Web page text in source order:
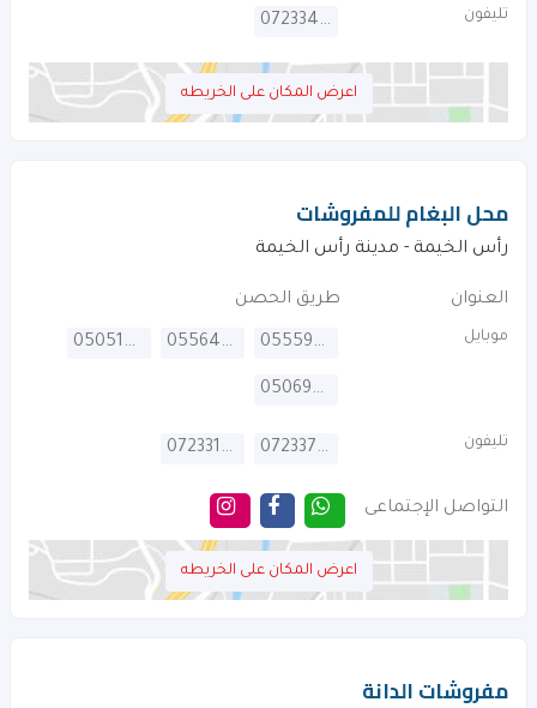
تليفون 072334229
اعرض المكان على الخريطه
محل البغام للمفروشات
رأس الخيمة - مدينة رأس الخيمة
العنوان طريق الحصن
موبايل 0555990545
0556499709
0505104982
0506901964
تليفون 072337331
072331270
التواصل الإجتماعى
اعرض المكان على الخريطه
مفروشات الدانة